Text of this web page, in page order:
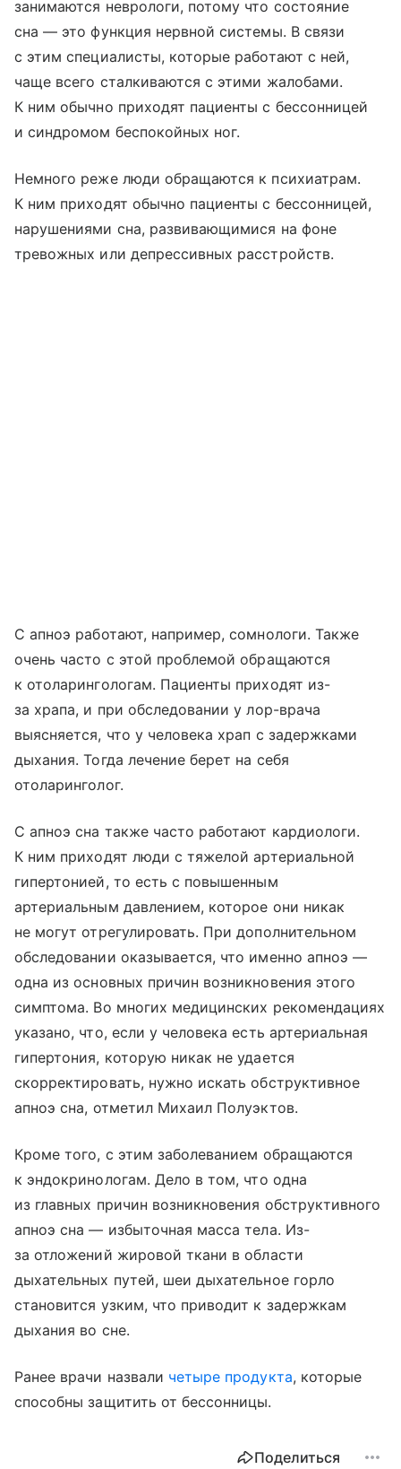
занимаются неврологи, потому что состояние
сна — это функция нервной системы. В связи
с этим специалисты, которые работают с ней,
чаще всего сталкиваются с этими жалобами.
К ним обычно приходят пациенты с бессонницей
и синдромом беспокойных ног.
Немного реже люди обращаются к психиатрам.
К ним приходят обычно пациенты с бессонницей,
нарушениями сна, развивающимися на фоне
тревожных или депрессивных расстройств.
С апноэ работают, например, сомнологи. Также
очень часто с этой проблемой обращаются
к отоларингологам. Пациенты приходят из-
за храпа, и при обследовании у лор-врача
выясняется, что у человека храп с задержками
дыхания. Тогда лечение берет на себя
отоларинголог.
С апноэ сна также часто работают кардиологи.
К ним приходят люди с тяжелой артериальной
гипертонией, то есть с повышенным
артериальным давлением, которое они никак
не могут отрегулировать. При дополнительном
обследовании оказывается, что именно апноэ —
одна из основных причин возникновения этого
симптома. Во многих медицинских рекомендациях
указано, что, если у человека есть артериальная
гипертония, которую никак не удается
скорректировать, нужно искать обструктивное
апноэ сна, отметил Михаил Полуэктов.
Кроме того, с этим заболеванием обращаются
к эндокринологам. Дело в том, что одна
из главных причин возникновения обструктивного
апноэ сна — избыточная масса тела. Из-
за отложений жировой ткани в области
дыхательных путей, шеи дыхательное горло
становится узким, что приводит к задержкам
дыхания во сне.
Ранее врачи назвали четыре продукта, которые
способны защитить от бессонницы.
Поделиться